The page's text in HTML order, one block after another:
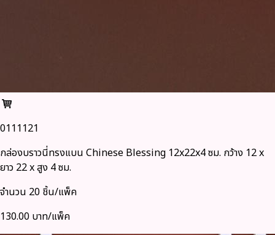
0111121
กล่องบราวนี่ทรงแบน Chinese Blessing 12x22x4 ซม. กว้าง 12 x
ยาว 22 x สูง 4 ซม.
จำนวน 20 ชิ้น/แพ็ค
130.00 บาท/แพ็ค